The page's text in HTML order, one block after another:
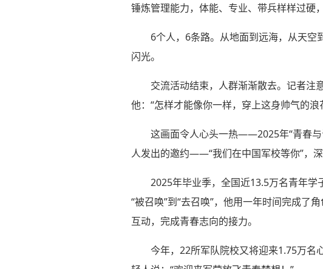
锤炼管理能力，体能、专业、带兵样样过硬
6个人，6条路。从地面到远海，从天
闪光。
交流活动结束，人群渐渐散去。记者注
他：“怎样才能像你一样，穿上这身帅气的浪
这画面令人心头一热——2025年“青春与
人发出的邀约——“我们在中国军校等你”，
2025年毕业季，全国近13.5万名青年
“被召唤”到“去召唤”，他用一年时间完成
互动，完成青春志向的接力。
今年，22所军队院校又将迎来1.75万名